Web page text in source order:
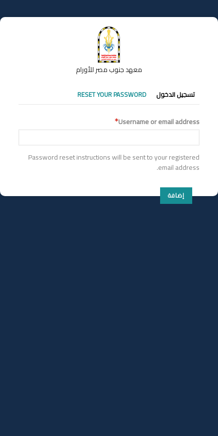
إلى
المحتوى
معهد جنوب مصر للأورام
التبويبات
الأساسية
تسجيل الدخول RESET YOUR PASSWORD
Username or email address
Password reset instructions will be sent to your registered
email address.